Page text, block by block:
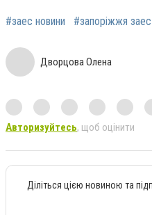
#заес новини #запоріжжя заес
Дворцова Олена
Авторизуйтесь, щоб оцінити
Діліться цією новиною та